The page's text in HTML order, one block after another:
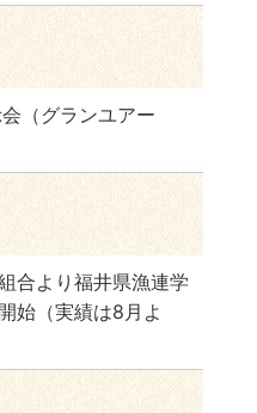
（グランユアー
合より福井県漁連学
始（実績は8月よ